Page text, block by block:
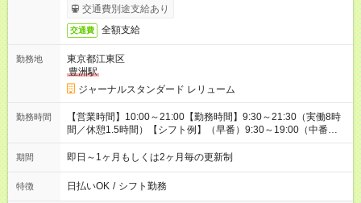
交通費別途支給あり
交通費 全額支給
勤務地
東京都江東区
豊洲駅
ジャーナルスタンダード レリューム
勤務時間
【営業時間】10:00～21:00【勤務時間】9:30～21:30（実働8時
間／休憩1.5時間）【シフト例】（早番）9:30～19:00（中番）
11:00～20:30（遅番）11:30～21:30
期間 即日～1ヶ月もしくは2ヶ月毎の更新制
特徴 日払いOK / シフト勤務